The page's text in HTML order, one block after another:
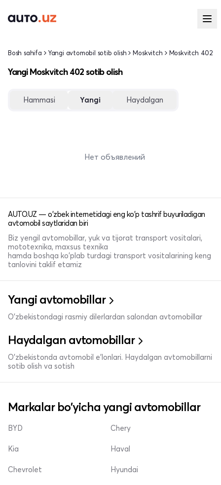
Bosh sahifa Yangi avtomobil sotib olish Moskvitch Moskvitch 402
Yangi Moskvitch 402 sotib olish
Hammasi Yangi Haydalgan
Нет объявлений
AUTO.UZ — o'zbek internetidagi eng ko'p tashrif buyuriladigan
avtomobil saytlaridan biri
Biz yengil avtomobillar, yuk va tijorat transport vositalari,
mototexnika, maxsus texnika
hamda boshqa ko'plab turdagi transport vositalarining keng
tanlovini taklif etamiz
Yangi avtomobillar
O'zbekistondagi rasmiy dilerlardan salondan avtomobillar
Haydalgan avtomobillar
O'zbekistonda avtomobil e’lonlari. Haydalgan avtomobillarni
sotib olish va sotish
Markalar bo'yicha yangi avtomobillar
BYD
Kia
Chevrolet
Chery
Haval
Hyundai